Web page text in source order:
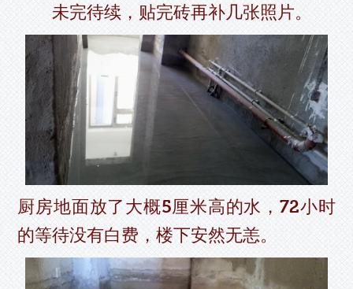
未完待续，贴完砖再补几张照片。
厨房地面放了大概5厘米高的水，72小时
的等待没有白费，楼下安然无恙。